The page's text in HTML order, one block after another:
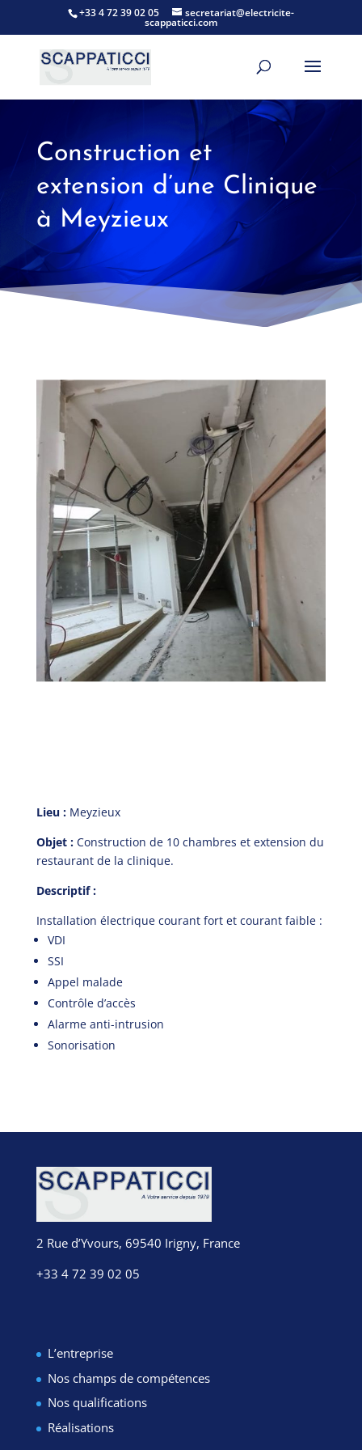
+33 4 72 39 02 05 secretariat@electricite-
scappaticci.com
Construction et
extension d’une Clinique
à Meyzieux
Lieu: Meyzieux
Objet: Construction de 10 chambres et extension du
restaurant de la clinique.
Descriptif:
Installation électrique courant fort et courant faible :
VDI
SSI
Appel malade
Contrôle d’accès
Alarme anti-intrusion
Sonorisation
2 Rue d’Yvours, 69540 Irigny, France
+33 4 72 39 02 05
L’entreprise
Nos champs de compétences
Nos qualifications
Réalisations